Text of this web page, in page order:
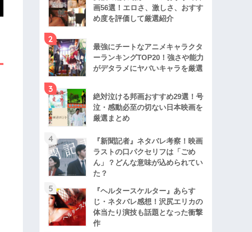
画56選！エロさ、激しさ、おすす
め度を評価して厳選紹介
2
最強にチートなアニメキャラクタ
ーランキングTOP20！強さや能力
がデタラメにヤバいキャラを厳選
3
絶対泣ける邦画おすすめ29選！号
泣・感動必至の切ない日本映画を
厳選まとめ
4
『新聞記者』ネタバレ考察！映画
ラストの口パクセリフは「ごめ
ん」？どんな意味が込められてい
た？
5
『ヘルタースケルター』あらす
じ・ネタバレ感想！沢尻エリカの
体当たり演技も話題となった衝撃
作